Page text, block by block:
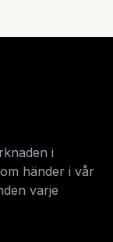
i
händer i vår
varje